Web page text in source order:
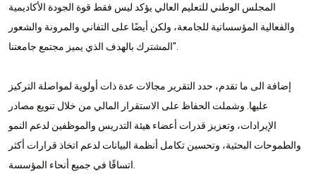
المجلس الوطني للتعليم العالي يؤكد ليس فقط قوة الجودة الأكاديمية
والفعالية المؤسساتية للجامعة، ولكن أيضًا على التفاني والمرونة والشعور
المشترك بالهدف الذي يميز مجتمع جامعتنا".
إضافة الى ما تقدم، حدد التقرير مجالات عدة ذات أولوية لمواصلة التركيز
عليها. وشملت الحفاظ على الاستقرار المالي من خلال تنويع مصادر
الإيرادات، وتعزيز قدرات أعضاء هيئة التدريس والموظفين لدعم النمو
والطموحات البحثية، وتحسين تكامل أنظمة البيانات لدعم اتخاذ قرارات أكثر